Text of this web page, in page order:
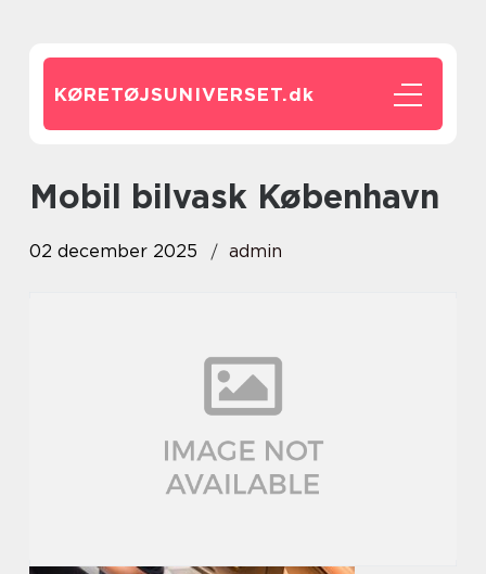
KØRETØJSUNIVERSET.dk
Mobil bilvask København
02 december 2025 admin